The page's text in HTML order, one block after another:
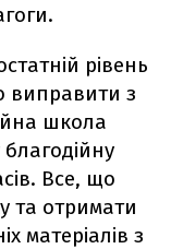
рівень
виправити з
школа
Все, що
та отримати
матеріалів з